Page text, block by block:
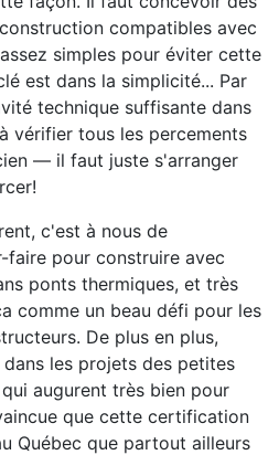
compatibles avec
simples pour éviter cette
est dans la simplicité... Par
technique suffisante dans
vérifier tous les percements
— il faut juste s'arranger
c'est à nous de
pour construire avec
ponts thermiques, et très
comme un beau défi pour les
De plus en plus,
les projets des petites
augurent très bien pour
que cette certification
Québec que partout ailleurs